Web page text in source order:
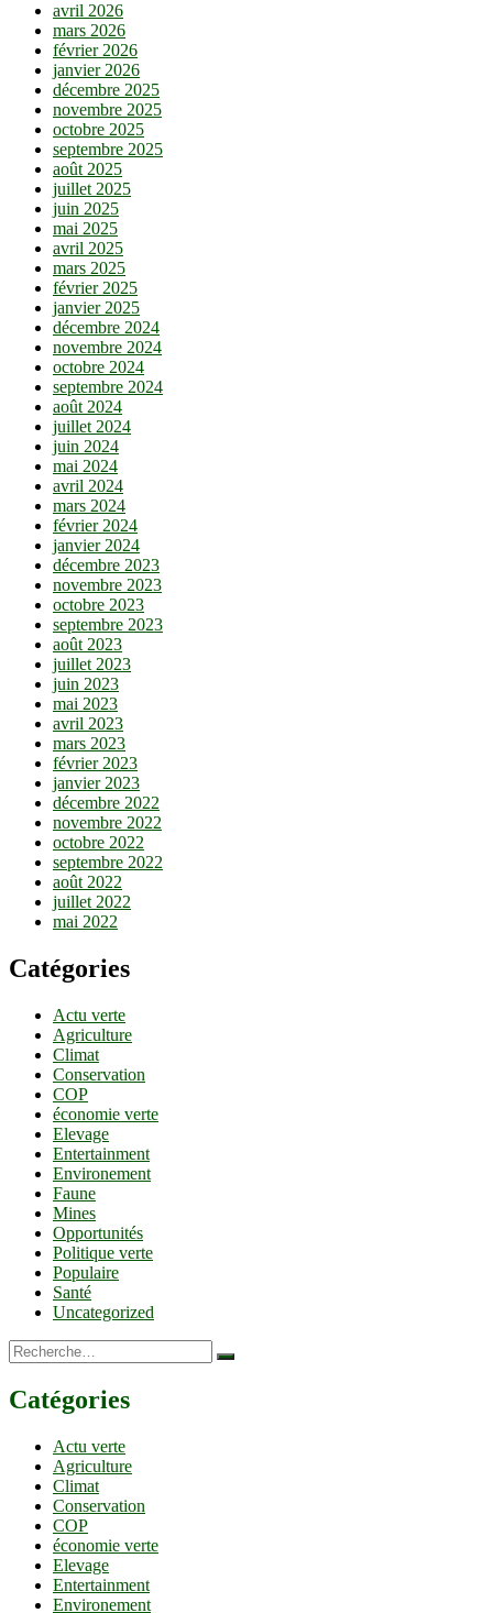
avril 2026
mars 2026
février 2026
janvier 2026
décembre 2025
novembre 2025
octobre 2025
septembre 2025
août 2025
juillet 2025
juin 2025
mai 2025
avril 2025
mars 2025
février 2025
janvier 2025
décembre 2024
novembre 2024
octobre 2024
septembre 2024
août 2024
juillet 2024
juin 2024
mai 2024
avril 2024
mars 2024
février 2024
janvier 2024
décembre 2023
novembre 2023
octobre 2023
septembre 2023
août 2023
juillet 2023
juin 2023
mai 2023
avril 2023
mars 2023
février 2023
janvier 2023
décembre 2022
novembre 2022
octobre 2022
septembre 2022
août 2022
juillet 2022
mai 2022
Catégories
Actu verte
Agriculture
Climat
Conservation
COP
économie verte
Elevage
Entertainment
Environement
Faune
Mines
Opportunités
Politique verte
Populaire
Santé
Uncategorized
Recherche…
Catégories
Actu verte
Agriculture
Climat
Conservation
COP
économie verte
Elevage
Entertainment
Environement